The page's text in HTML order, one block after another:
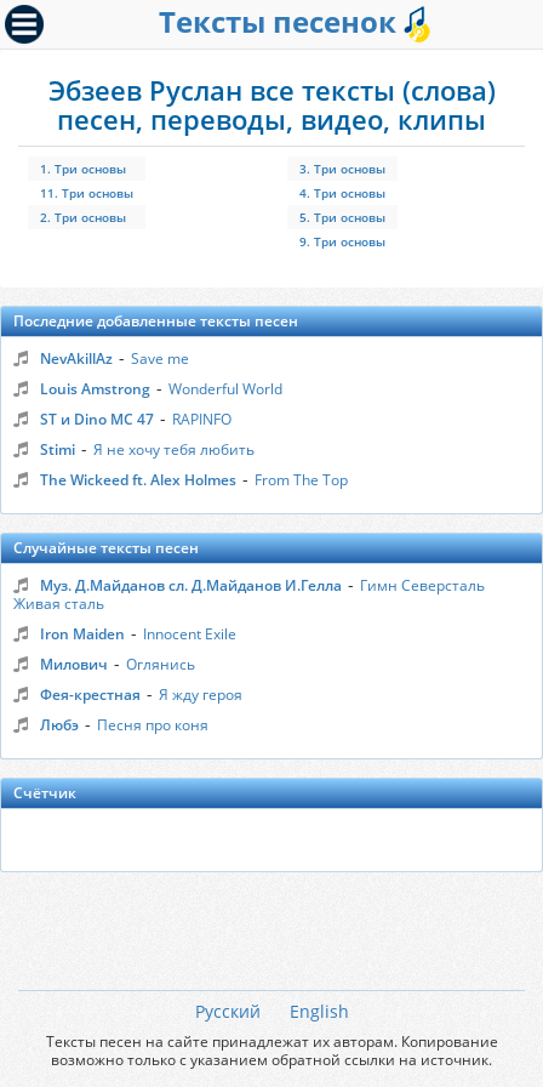
Тексты песенок
Эбзеев Руслан все тексты (слова)
песен, переводы, видео, клипы
1. Три основы
11. Три основы
2. Три основы
3. Три основы
4. Три основы
5. Три основы
9. Три основы
Последние добавленные тексты песен
NevAkillAz - Save me
Louis Amstrong - Wonderful World
ST и Dino MC 47 - RAPINFO
Stimi - Я не хочу тебя любить
The Wickeed ft. Alex Holmes - From The Top
Случайные тексты песен
Муз. Д.Майданов сл. Д.Майданов И.Гелла - Гимн Северсталь
Живая сталь
Iron Maiden - Innocent Exile
Милович - Оглянись
Фея-крестная - Я жду героя
Любэ - Песня про коня
Счётчик
Русский English
Тексты песен на сайте принадлежат их авторам. Копирование
возможно только с указанием обратной ссылки на источник.